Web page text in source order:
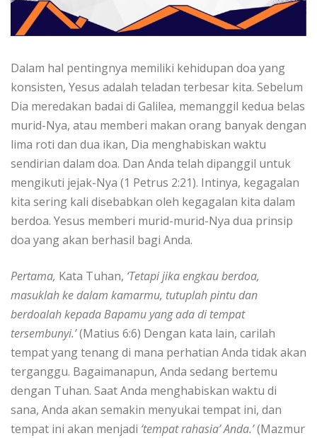
Dalam hal pentingnya memiliki kehidupan doa yang
konsisten, Yesus adalah teladan terbesar kita. Sebelum
Dia meredakan badai di Galilea, memanggil kedua belas
murid-Nya, atau memberi makan orang banyak dengan
lima roti dan dua ikan, Dia menghabiskan waktu
sendirian dalam doa. Dan Anda telah dipanggil untuk
mengikuti jejak-Nya (1 Petrus 2:21). Intinya, kegagalan
kita sering kali disebabkan oleh kegagalan kita dalam
berdoa. Yesus memberi murid-murid-Nya dua prinsip
doa yang akan berhasil bagi Anda.
Pertama, Kata Tuhan, ‘Tetapi jika engkau berdoa,
masuklah ke dalam kamarmu, tutuplah pintu dan
berdoalah kepada Bapamu yang ada di tempat
tersembunyi.’(Matius 6:6) Dengan kata lain, carilah
tempat yang tenang di mana perhatian Anda tidak akan
terganggu. Bagaimanapun, Anda sedang bertemu
dengan Tuhan. Saat Anda menghabiskan waktu di
sana, Anda akan semakin menyukai tempat ini, dan
tempat ini akan menjadi ‘tempat rahasia’ Anda.’(Mazmur